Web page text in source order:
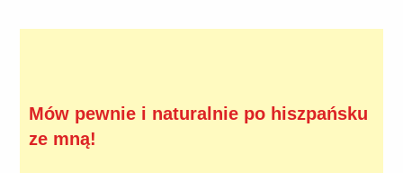
Mów pewnie i naturalnie po hiszpańsku
ze mną!